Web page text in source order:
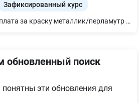
Зафиксированный курс
Рестайлинг MY2026 Доплата за краску металлик/перламутр 20000 грн. ОБНОВЛЕННЫЙ Mitsubishi Outlander IV-го поколения ОЧЕНЬ ВМЕСТИТЕЛЬНЫЙ 7-местный солидный КРОССОВЕР!!! Основные его преимущества — это КОМФОРТ (мягкость и плавность хода), ПРОСТОРОННЫЙ салон с хорошей шумоизоляцией, ВМЕСТИТЕЛЬНЫЙ багажник, БОЛЬШОЙ клиренс 210 мм, низкий расход топлива и неприхотливость в обслуживании. Двигатель 2,5, рассчитанный под 95 и 92 бензин! Мощность 184 л.с. Коробка передач автоматическая вариаторного типа 8-ступенчатая! Полный привод S-AWC с выбором режимов под разные условия. КОМПЛЕКТАЦИЯ МАКСИМАЛЬНАЯ ULTIMATE: Кожаный салон с вентиляцией сидений, ПАНОРАМНАЯ крыша, 3-х зонный климат-контроль, подогрев всех сидений/руля/зеркал/лобового стекла, система Mitsubishi Connect, камеры 360*, парктроники, Бесключевой доступ, Адаптивный круиз-контроль, Матричная FULL LED-оптика, колеса 255/45 R20, 7 AirBag, Системы безопасности: FCM, LDW, LCA, BSW, RCTA, DAA. Рассрочка под 0,01% Кредит от 1,99% Лизинг от 7,5% Trade-In (обмен Вашего авто на новый)
обновленный поиск
эти обновления для